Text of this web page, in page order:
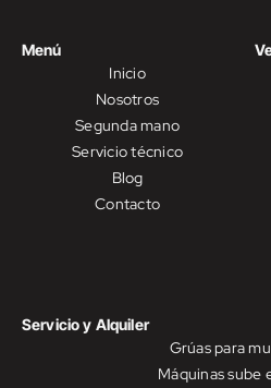
Menú
Inicio
Nosotros
Segunda mano
Servicio técnico
Blog
Contacto
Servicio y Alquiler
Grúas para
Máquinas sube